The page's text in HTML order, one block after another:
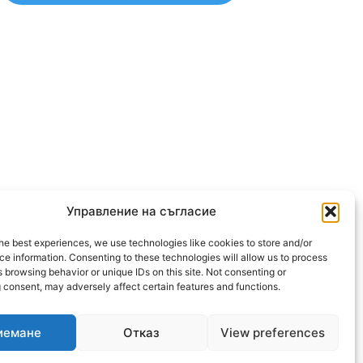
Управление на съгласие
best experiences, we use technologies like cookies to store and/or
information. Consenting to these technologies will allow us to process
browsing behavior or unique IDs on this site. Not consenting or
may adversely affect certain features and functions.
Отказ View preferences
US